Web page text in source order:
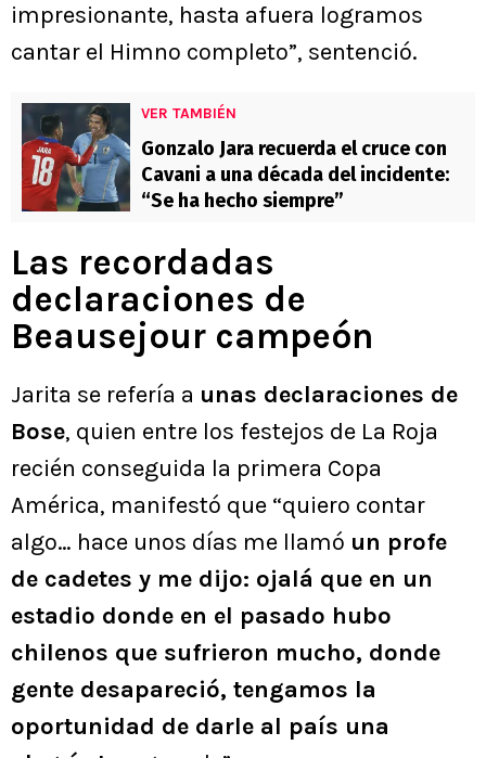
impresionante, hasta afuera logramos
cantar el Himno completo”, sentenció.
VER TAMBIÉN
Gonzalo Jara recuerda el cruce con
Cavani a una década del incidente:
“Se ha hecho siempre”
Las recordadas
declaraciones de
Beausejour campeón
Jarita se refería a unas declaraciones de
Bose, quien entre los festejos de La Roja
recién conseguida la primera Copa
América, manifestó que “quiero contar
algo… hace unos días me llamó un profe
de cadetes y me dijo: ojalá que en un
estadio donde en el pasado hubo
chilenos que sufrieron mucho, donde
gente desapareció, tengamos la
oportunidad de darle al país una